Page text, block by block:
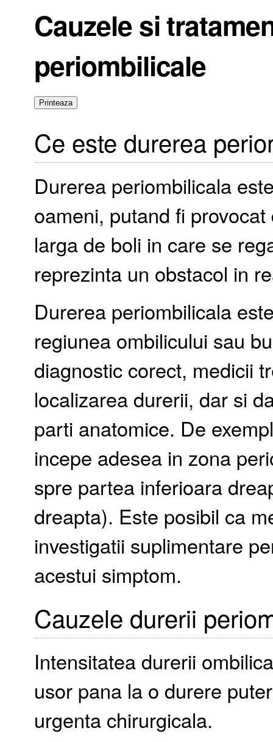
Cauzele si
periombilicale
Ce este durerea
Durerea periombilicala
oameni, putand fi
larga de boli in care se
reprezinta un obstacol in
Durerea periombilicala
regiunea ombilicului sau
diagnostic corect, medicii
localizarea durerii, dar si
parti anatomice. De
incepe adesea in zona
spre partea inferioara
dreapta). Este posibil ca
investigatii suplimentare
acestui simptom.
Cauzele durerii
Intensitatea durerii
usor pana la o durere
urgenta chirurgicala.